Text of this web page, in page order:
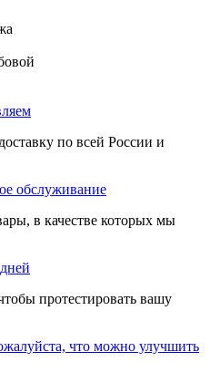
по всей России и
обслуживание
в качестве которых мы
протестировать вашу
что можно улучшить